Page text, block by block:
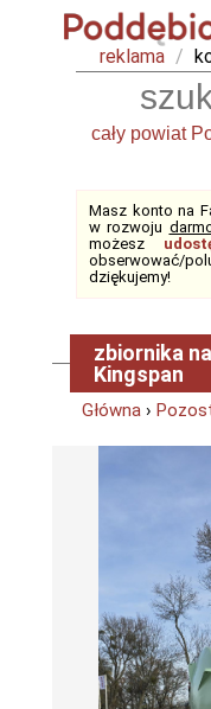
reklama /
Masz konto na
w rozwoju
możesz
obserwować/
dziękujemy!
zbiornika
Kingspan
Główna ›